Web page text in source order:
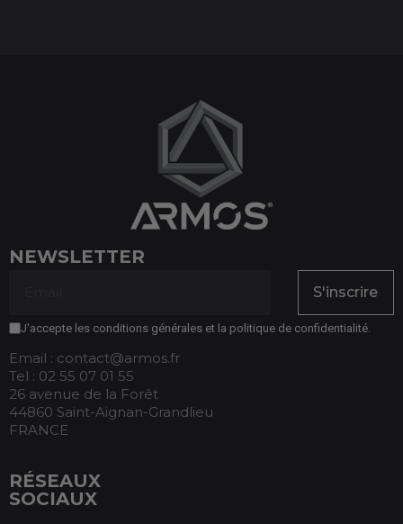
NEWSLETTER
S'inscrire
J'accepte les conditions générales et la politique de confidentialité.
Email : contact@armos.fr
Tel : 02 55 07 01 55
26 avenue de la Forêt
44860 Saint-Aignan-Grandlieu
FRANCE
RÉSEAUX
SOCIAUX